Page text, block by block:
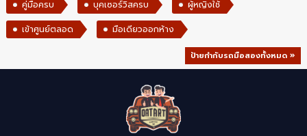
คู่มือครบ
บุคเซอร์วิสครบ
ผู้หญิงใช้
เข้าศูนย์ตลอด
มือเดียวออกห้าง
ป้ายกำกับรถมือสองทั้งหมด »